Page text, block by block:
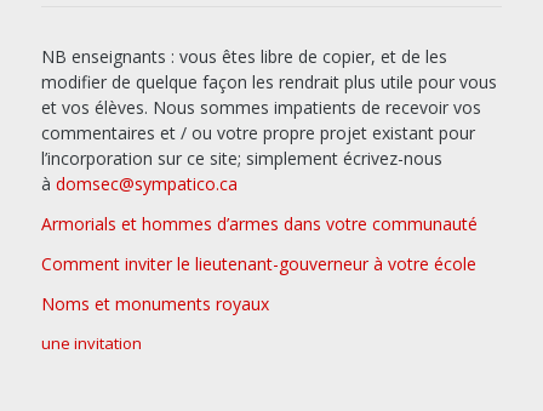
NB enseignants : vous êtes libre de copier, et de les
modifier de quelque façon les rendrait plus utile pour vous
et vos élèves. Nous sommes impatients de recevoir vos
commentaires et / ou votre propre projet existant pour
l’incorporation sur ce site; simplement écrivez-nous
à domsec@sympatico.ca
Armorials et hommes d’armes dans votre communauté
Comment inviter le lieutenant-gouverneur à votre école
Noms et monuments royaux
une invitation